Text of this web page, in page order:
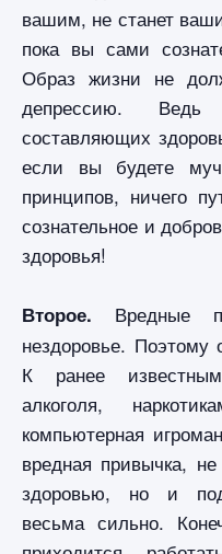
вашим, не станет
пока вы сами
Образ жизни не
депрессию.
составляющих
если вы будете
принципов, ничего
сознательное и
здоровья!
Второе. Вредные
нездоровье. Поэтому
К ранее
алкоголя,
компьютерная
вредная привычка,
здоровью, но и
весьма сильно.